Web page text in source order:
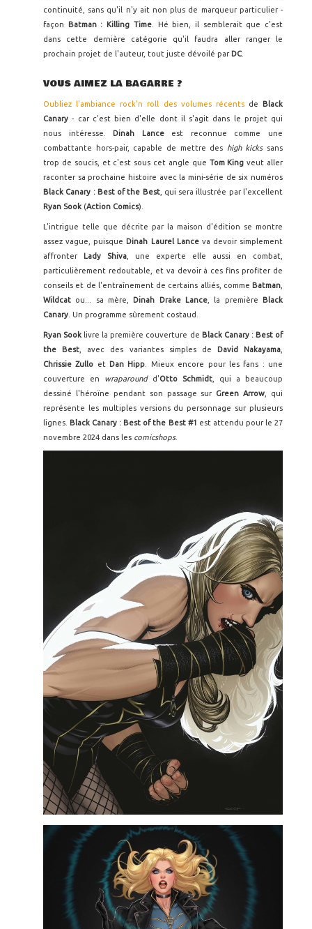
continuité, sans qu'il n'y ait non plus de marqueur particulier -
façon
Batman : Killing Time. Hé bien, il semblerait que c'est
dans cette dernière catégorie qu'il faudra aller ranger le
prochain projet de l'auteur, tout juste dévoilé par DC
VOUS AIMEZ LA BAGARRE ?
Oubliez l'ambiance rock'n roll des volumes récentsde
Black
Canary - car c'est bien d'elle dont il s'agit dans le projet qui
nous intéresse.
Dinah Lance est reconnue comme une
combattante hors-pair, capable de mettre des high kicks sans
trop de soucis, et c'est sous cet angle que Tom Kingveut aller
raconter sa prochaine histoire avec la mini-série de six numéros
Black Canary : Best of the Best, qui sera illustrée par l'excellent
Ryan Sook (Action Comics).
L'intrigue telle que décrite par la maison d'édition se montre
assez vague, puisque Dinah Laurel Lance va devoir simplement
affronter
Lady Shiva , une experte elle aussi en combat,
particulièrement redoutable, et va devoir à ces fins profiter de
conseils et de l'entraînement de certains alliés, comme Batman
Wildcat ou... sa mère, Dinah Drake Lance , la première
Black
Canary . Un programme sûrement costaud.
Ryan Sook livre la première couverture de Black Canary : Best of
the Best , avec des variantes simples de David Nakayama
Chrissie Zullo et Dan Hipp . Mieux encore pour les fans : une
couverture en wraparound d'Otto Schmidt , qui a beaucoup
dessiné l'héroïne pendant son passage sur Green Arrow , qui
représente les multiples versions du personnage sur plusieurs
lignes.
Black Canary : Best of the Best #1 est attendu pour le 27
novembre 2024 dans les comicshops.